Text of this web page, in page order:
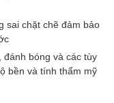
sai chặt chẽ đảm bảo
đánh bóng và các tùy
bền và tính thẩm mỹ